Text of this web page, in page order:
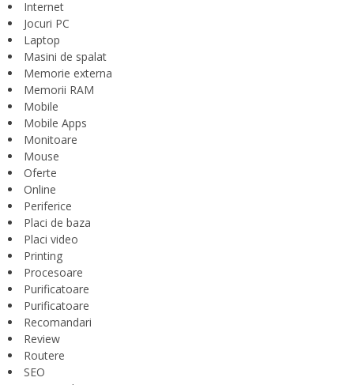
Internet
Jocuri PC
Laptop
Masini de spalat
Memorie externa
Memorii RAM
Mobile
Mobile Apps
Monitoare
Mouse
Oferte
Online
Periferice
Placi de baza
Placi video
Printing
Procesoare
Purificatoare
Purificatoare
Recomandari
Review
Routere
SEO